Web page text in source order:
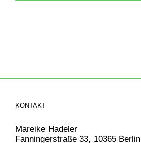
KONTAKT
Mareike Hadeler
Fanningerstraße 33, 10365 Berlin